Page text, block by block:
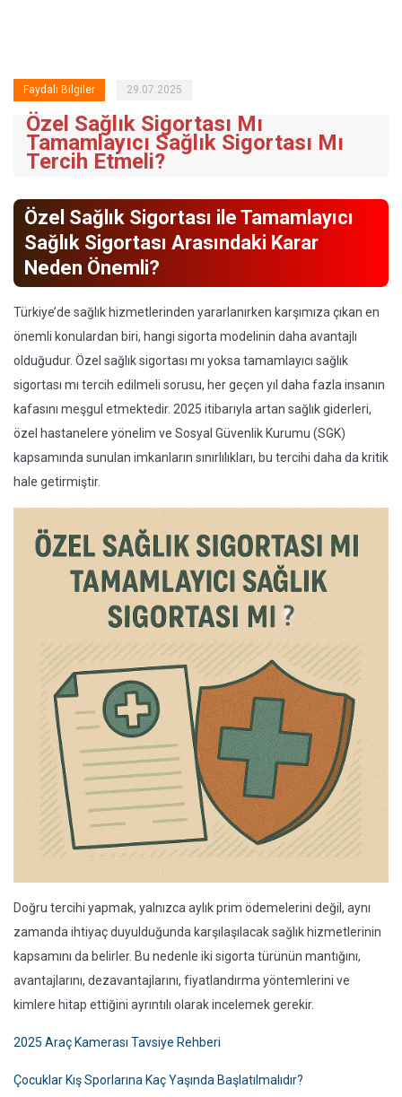
Faydalı Bilgiler 29.07.2025
Özel Sağlık Sigortası Mı
Tamamlayıcı Sağlık Sigortası Mı
Tercih Etmeli?
Özel Sağlık Sigortası ile Tamamlayıcı
Sağlık Sigortası Arasındaki Karar
Neden Önemli?
Türkiye’de sağlık hizmetlerinden yararlanırken karşımıza çıkan en
önemli konulardan biri, hangi sigorta modelinin daha avantajlı
olduğudur. Özel sağlık sigortası mı yoksa tamamlayıcı sağlık
sigortası mı tercih edilmeli sorusu, her geçen yıl daha fazla insanın
kafasını meşgul etmektedir. 2025 itibarıyla artan sağlık giderleri,
özel hastanelere yönelim ve Sosyal Güvenlik Kurumu (SGK)
kapsamında sunulan imkanların sınırlılıkları, bu tercihi daha da kritik
hale getirmiştir.
Doğru tercihi yapmak, yalnızca aylık prim ödemelerini değil, aynı
zamanda ihtiyaç duyulduğunda karşılaşılacak sağlık hizmetlerinin
kapsamını da belirler. Bu nedenle iki sigorta türünün mantığını,
avantajlarını, dezavantajlarını, fiyatlandırma yöntemlerini ve
kimlere hitap ettiğini ayrıntılı olarak incelemek gerekir.
2025 Araç Kamerası Tavsiye Rehberi
Çocuklar Kış Sporlarına Kaç Yaşında Başlatılmalıdır?